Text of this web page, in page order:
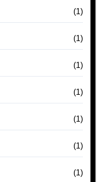
(1)
(1)
(1)
(1)
(1)
(1)
(1)